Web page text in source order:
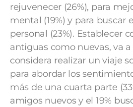
rejuvenecer (26%), para
mental (19%) y para buscar
personal (23%). Establecer
antiguas como nuevas, va a
considera realizar un viaje
para abordar los
más de una cuarta parte
amigos nuevos y el 19%